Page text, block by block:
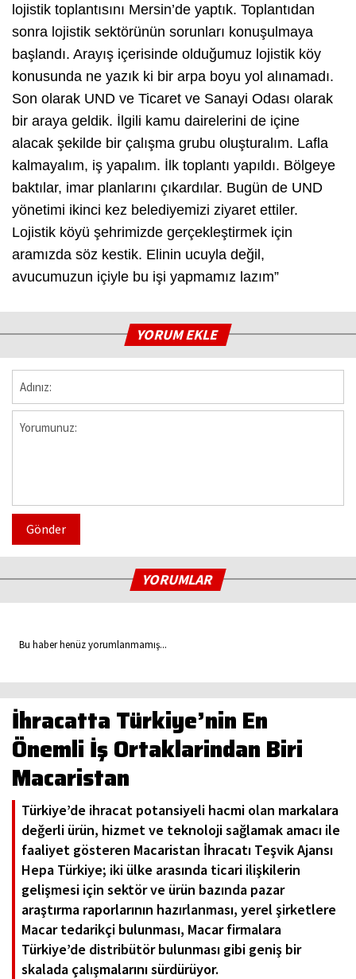
lojistik toplantısını Mersin’de yaptık. Toplantıdan
sonra lojistik sektörünün sorunları konuşulmaya
başlandı. Arayış içerisinde olduğumuz lojistik köy
konusunda ne yazık ki bir arpa boyu yol alınamadı.
Son olarak UND ve Ticaret ve Sanayi Odası olarak
bir araya geldik. İlgili kamu dairelerini de içine
alacak şekilde bir çalışma grubu oluşturalım. Lafla
kalmayalım, iş yapalım. İlk toplantı yapıldı. Bölgeye
baktılar, imar planlarını çıkardılar. Bugün de UND
yönetimi ikinci kez belediyemizi ziyaret ettiler.
Lojistik köyü şehrimizde gerçekleştirmek için
aramızda söz kestik. Elinin ucuyla değil,
avucumuzun içiyle bu işi yapmamız lazım”
YORUM EKLE
Gönder
YORUMLAR
Bu haber henüz yorumlanmamış...
İhracatta Türkiye’nin En
Önemli İş Ortaklarindan Biri
Macaristan
Türkiye’de ihracat potansiyeli hacmi olan markalara
değerli ürün, hizmet ve teknoloji sağlamak amacı ile
faaliyet gösteren Macaristan İhracatı Teşvik Ajansı
Hepa Türkiye; iki ülke arasında ticari ilişkilerin
gelişmesi için sektör ve ürün bazında pazar
araştırma raporlarının hazırlanması, yerel şirketlere
Macar tedarikçi bulunması, Macar firmalara
Türkiye’de distribütör bulunması gibi geniş bir
skalada çalışmalarını sürdürüyor.